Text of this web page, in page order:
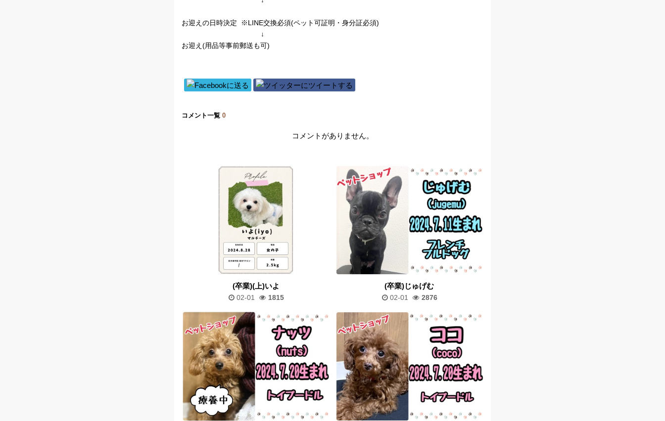
お迎えの日時決定 ※LINE交換必須(ペット可証明・身分証必須)
↓
お迎え(用品等事前郵送も可)
コメント一覧 0
コメントがありません。
(卒業)(上)いよ
02-01 1815
(卒業)じゅげむ
02-01 2876